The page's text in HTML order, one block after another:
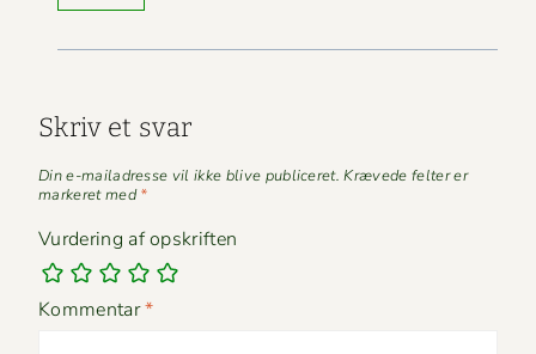
Skriv et svar
Din e-mailadresse vil ikke blive publiceret. Krævede felter er
markeret med*
Vurdering af opskriften
Kommentar*